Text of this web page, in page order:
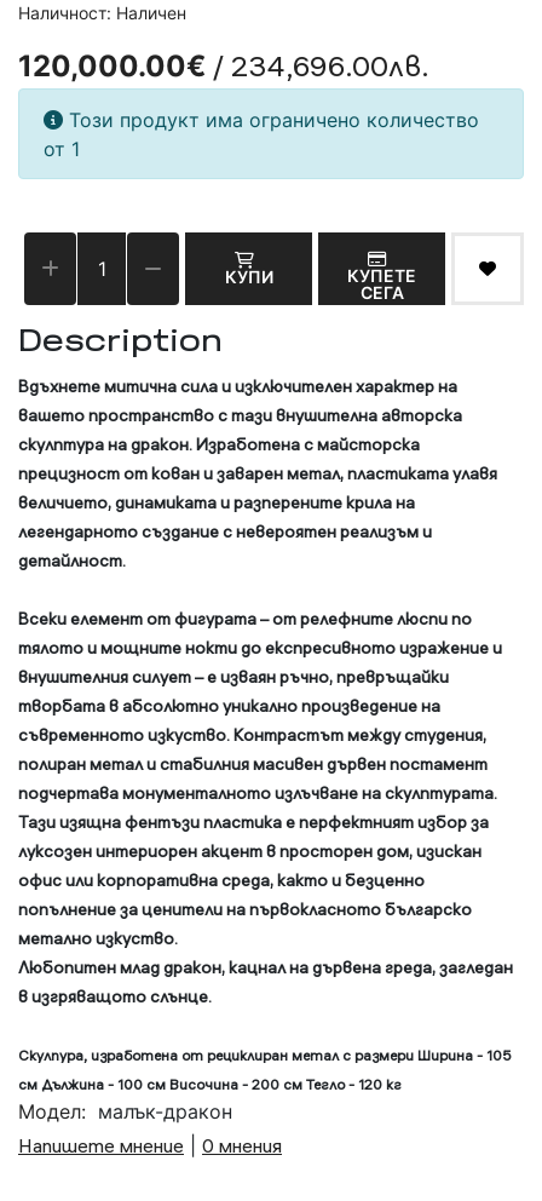
Наличност: Наличен
120,000.00€ / 234,696.00лв.
Този продукт има ограничено количество
от 1
КУПИ
КУПЕТЕ
СЕГА
Description
Вдъхнете митична сила и изключителен характер на
вашето пространство с тази внушителна авторска
скулптура на дракон. Изработена с майсторска
прецизност от кован и заварен метал, пластиката улавя
величието, динамиката и разперените крила на
легендарното създание с невероятен реализъм и
детайлност.
Всеки елемент от фигурата – от релефните люспи по
тялото и мощните нокти до експресивното изражение и
внушителния силует – е изваян ръчно, превръщайки
творбата в абсолютно уникално произведение на
съвременното изкуство. Контрастът между студения,
полиран метал и стабилния масивен дървен постамент
подчертава монументалното излъчване на скулптурата.
Тази изящна фентъзи пластика е перфектният избор за
луксозен интериорен акцент в просторен дом, изискан
офис или корпоративна среда, както и безценно
попълнение за ценители на първокласното българско
метално изкуство.
Любопитен млад дракон,кацнал на дървена греда,загледан
в изгряващото слънце.
Скулпура, изработена от рециклиран метал с размери Ширина - 105
см Дължина - 100 см Височина - 200 см Тегло - 120 кг
Модел: малък-дракон
Напишете мнение
0 мнения